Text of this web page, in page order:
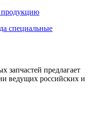
продукцию
специальные
запчастей предлагает
ведущих российских и